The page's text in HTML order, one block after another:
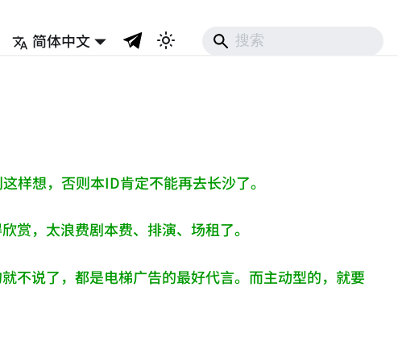
简体中文
样想，否则本ID肯定不能再去长沙了。
赏，太浪费剧本费、排演、场租了。
不说了，都是电梯广告的最好代言。而主动型的，就要